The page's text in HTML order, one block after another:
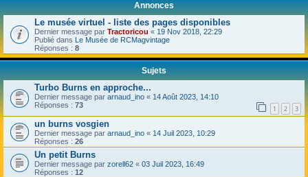
e
Annonces
Le musée virtuel - liste des pages disponibles
Dernier message par Tractoricou « 19 Nov 2018, 22:29
Publié dans Le Musée de RCMagvintage
Réponses : 8
Sujets
Turbo Burns en approche...
Dernier message par arnaud_ino « 14 Août 2023, 14:10
Réponses : 73 1 2 3
un burns vosgien
Dernier message par arnaud_ino « 14 Juil 2023, 10:29
Réponses : 26
Un petit Burns
Dernier message par zorell62 « 03 Juil 2023, 16:49
Réponses : 12